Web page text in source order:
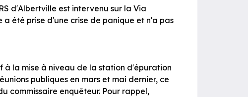
d'Albertville est intervenu sur la Via
été prise d'une crise de panique et n'a pas
à la mise à niveau de la station d'épuration
publiques en mars et mai dernier, ce
commissaire enquêteur. Pour rappel,